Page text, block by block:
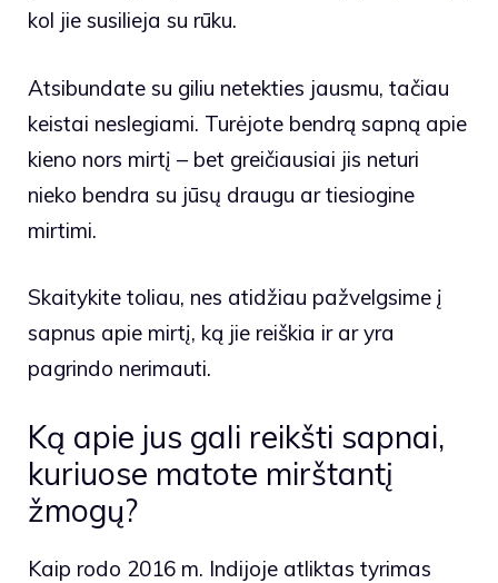
kol jie susilieja su rūku.
Atsibundate su giliu netekties jausmu, tačiau
keistai neslegiami. Turėjote bendrą sapną apie
kieno nors mirtį – bet greičiausiai jis neturi
nieko bendra su jūsų draugu ar tiesiogine
mirtimi.
Skaitykite toliau, nes atidžiau pažvelgsime į
sapnus apie mirtį, ką jie reiškia ir ar yra
pagrindo nerimauti.
Ką apie jus gali reikšti sapnai,
kuriuose matote mirštantį
žmogų?
Kaip rodo 2016 m. Indijoje atliktas tyrimas